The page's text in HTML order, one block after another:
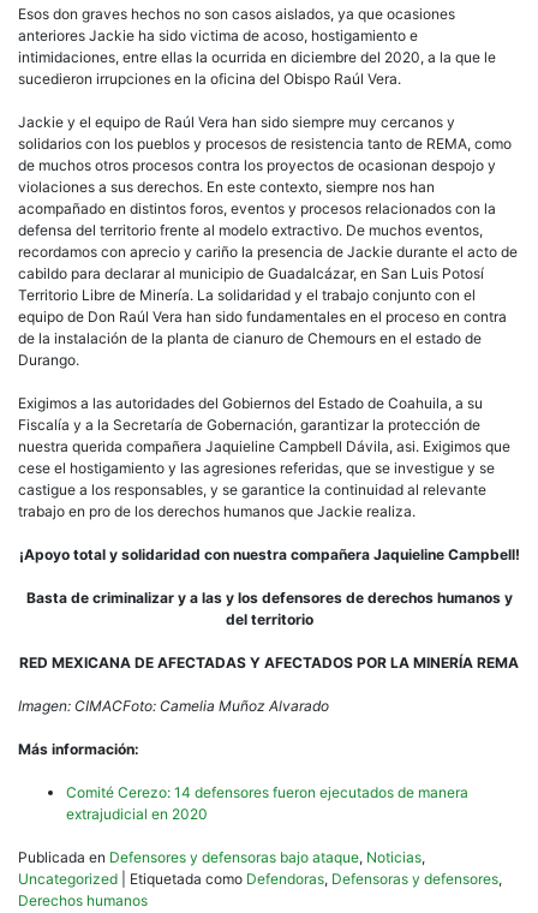
Esos don graves hechos no son casos aislados, ya que ocasiones
anteriores Jackie ha sido victima de acoso, hostigamiento e
intimidaciones, entre ellas la ocurrida en diciembre del 2020, a la que le
sucedieron irrupciones en la oficina del Obispo Raúl Vera.
Jackie y el equipo de Raúl Vera han sido siempre muy cercanos y
solidarios con los pueblos y procesos de resistencia tanto de REMA, como
de muchos otros procesos contra los proyectos de ocasionan despojo y
violaciones a sus derechos. En este contexto, siempre nos han
acompañado en distintos foros, eventos y procesos relacionados con la
defensa del territorio frente al modelo extractivo. De muchos eventos,
recordamos con aprecio y cariño la presencia de Jackie durante el acto de
cabildo para declarar al municipio de Guadalcázar, en San Luis Potosí
Territorio Libre de Minería. La solidaridad y el trabajo conjunto con el
equipo de Don Raúl Vera han sido fundamentales en el proceso en contra
de la instalación de la planta de cianuro de Chemours en el estado de
Durango.
Exigimos a las autoridades del Gobiernos del Estado de Coahuila, a su
Fiscalía y a la Secretaría de Gobernación, garantizar la protección de
nuestra querida compañera Jaquieline Campbell Dávila, asi. Exigimos que
cese el hostigamiento y las agresiones referidas, que se investigue y se
castigue a los responsables, y se garantice la continuidad al relevante
trabajo en pro de los derechos humanos que Jackie realiza.
¡Apoyo total y solidaridad con nuestra compañera Jaquieline Campbell!
Basta de criminalizar y a las y los defensores de derechos humanos y
del territorio
RED MEXICANA DE AFECTADAS Y AFECTADOS POR LA MINERÍA REMA
Imagen: CIMACFoto: Camelia Muñoz Alvarado
Más información:
Comité Cerezo: 14 defensores fueron ejecutados de manera
extrajudicial en 2020
Publicada en Defensores y defensoras bajo ataque, Noticias,
Uncategorized
Etiquetada como Defendoras, Defensoras y defensores,
Derechos humanos